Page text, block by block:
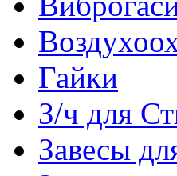
Гайки
З/ч для
Завесы